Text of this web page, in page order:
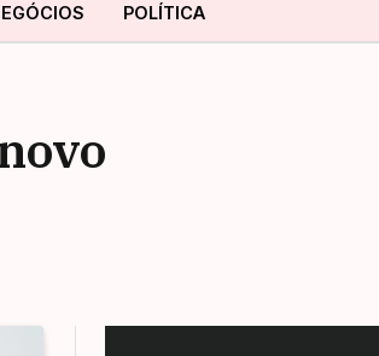
POLÍTICA